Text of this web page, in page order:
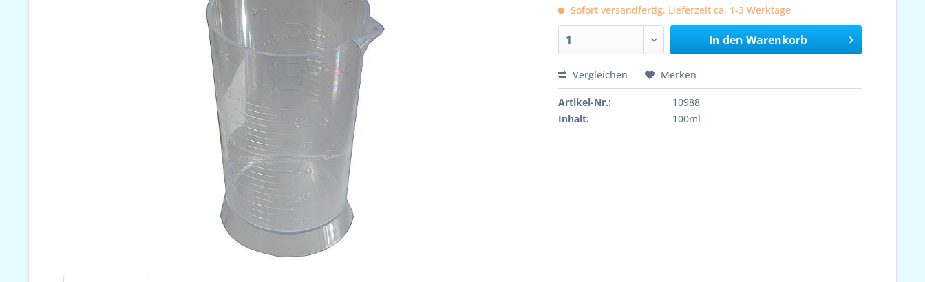
Sofort versandfertig, Lieferzeit ca. 1-3 Werktage
In den Warenkorb
Vergleichen Merken
Artikel-Nr.:
10988
Inhalt:
100ml